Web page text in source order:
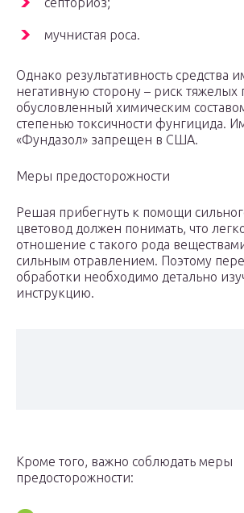
мучнистая роса.
Однако результативность средства
негативную сторону – риск тяжелых
обусловленный химическим
степенью токсичности фунгицида.
«Фундазол» запрещен в США.
Меры предосторожности
Решая прибегнуть к помощи
цветовод должен понимать, что
отношение с такого рода
сильным отравлением. Поэтому
обработки необходимо детально
инструкцию.
Кроме того, важно соблюдать меры
предосторожности: